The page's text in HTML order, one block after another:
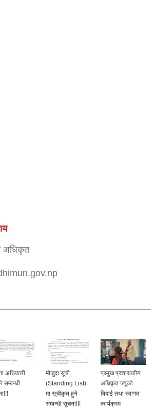
अधिकृत
अधिकारी
सम्बन्धी
मौजुदा सूची
(Standing List)
मा सूचीकृत हुने
सम्बन्धी सूचना!!!
प्रमुख प्रशासकीय
अधिकृत ज्यूको
बिदाई तथा स्वागत
कार्यक्रम